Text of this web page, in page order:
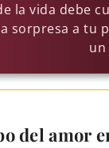
la vida debe
sorpresa a tu
un
del amor